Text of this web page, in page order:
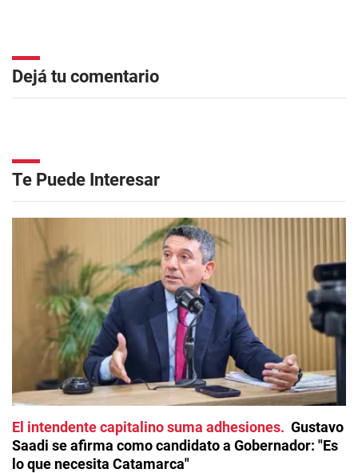
Dejá tu comentario
Te Puede Interesar
El intendente capitalino suma adhesiones
Gustavo
Saadi se afirma como candidato a Gobernador: "Es
lo que necesita Catamarca"